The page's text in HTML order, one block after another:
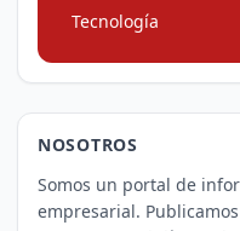
Tecnología
NOSOTROS
Somos un portal de
empresarial.